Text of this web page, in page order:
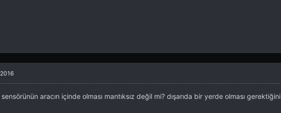
sensörünün aracın içinde olması mantıksız değil mi? dışarıda bir yerde olması gerektiğini